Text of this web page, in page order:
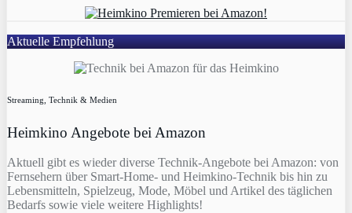
Aktuelle Empfehlung
Streaming, Technik & Medien
Heimkino Angebote bei Amazon
Aktuell gibt es wieder diverse Technik-Angebote bei Amazon: von
Fernsehern über Smart-Home- und Heimkino-Technik bis hin zu
Lebensmitteln, Spielzeug, Mode, Möbel und Artikel des täglichen
Bedarfs sowie viele weitere Highlights!